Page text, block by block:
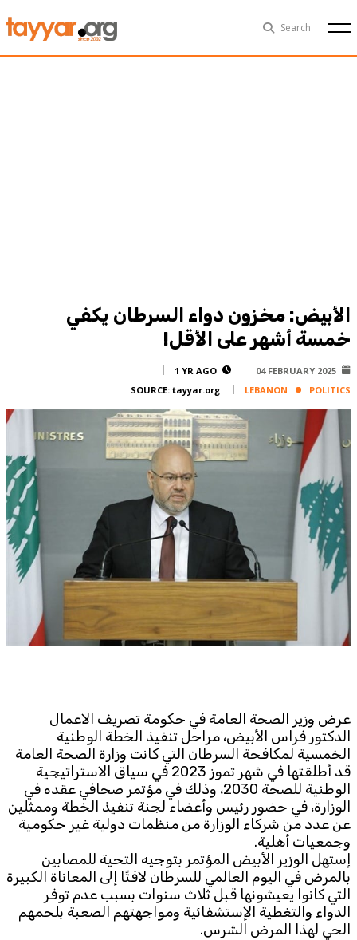
Search
Fri, Aug 7th 29°C
Contact
Services
Horoscope
Polls
Jobs
Writers
Legal
Privacy Policy
Terms Of Use
Subscribe to the newsletter
TTV
TTV Plus
Download the app
الأبيض: مخزون دواء السرطان يكفي
خمسة أشهر على الأقل!
04 FEBRUARY 2025
1 YR AGO
LEBANON
POLITICS
SOURCE: tayyar.org
عرض وزير الصحة العامة في حكومة تصريف الاعمال
الدكتور فراس الأبيض، مراحل تنفيذ الخطة الوطنية
الخمسية لمكافحة السرطان التي كانت وزارة الصحة العامة
قد أطلقتها في شهر تموز 2023 في سياق الاستراتيجية
الوطنية للصحة 2030، وذلك في مؤتمر صحافي عقده في
الوزارة، في حضور رئيس وأعضاء لجنة تنفيذ الخطة وممثلين
عن عدد من شركاء الوزارة من منظمات دولية غير حكومية
وجمعيات أهلية.
إستهل الوزير الأبيض المؤتمر بتوجيه التحية للمصابين
بالمرض في اليوم العالمي للسرطان لافتًا إلى المعاناة الكبيرة
التي كانوا يعيشونها قبل ثلاث سنوات بسبب عدم توفر
الدواء والتغطية الإستشفائية ومواجهتهم الصعبة بلحمهم
الحي لهذا المرض الشرس.